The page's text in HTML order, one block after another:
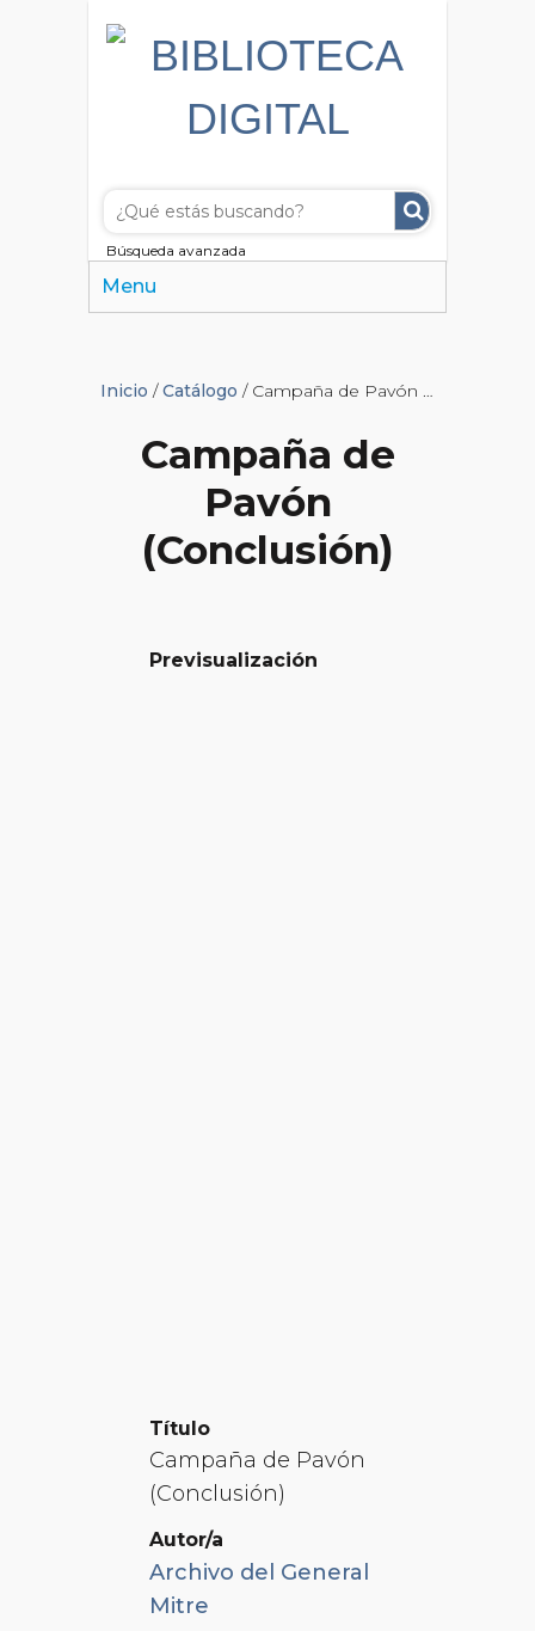
Búsqueda avanzada
Menu
Inicio /Catálogo / Campaña de Pavón (Conclusión)
Campaña de
Pavón
(Conclusión)
Previsualización
Título
Campaña de Pavón
(Conclusión)
Autor/a
Archivo del General
Mitre